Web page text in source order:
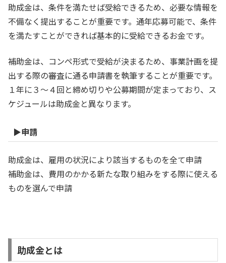
助成金は、条件を満たせば受給できるため、必要な情報を
不備なく提出することが重要です。通年応募可能で、条件
を満たすことができれば基本的に受給できるお金です。
補助金は、コンペ形式で受給が決まるため、事業計画を提
出する際の審査に通る申請書を執筆することが重要です。
１年に３～４回と締め切りや公募期間が定まっており、ス
ケジュールは助成金と異なります。
▶申請
助成金は、雇用の状況により該当するものを全て申請
補助金は、費用のかかる新たな取り組みをする際に使える
ものを選んで申請
助成金とは